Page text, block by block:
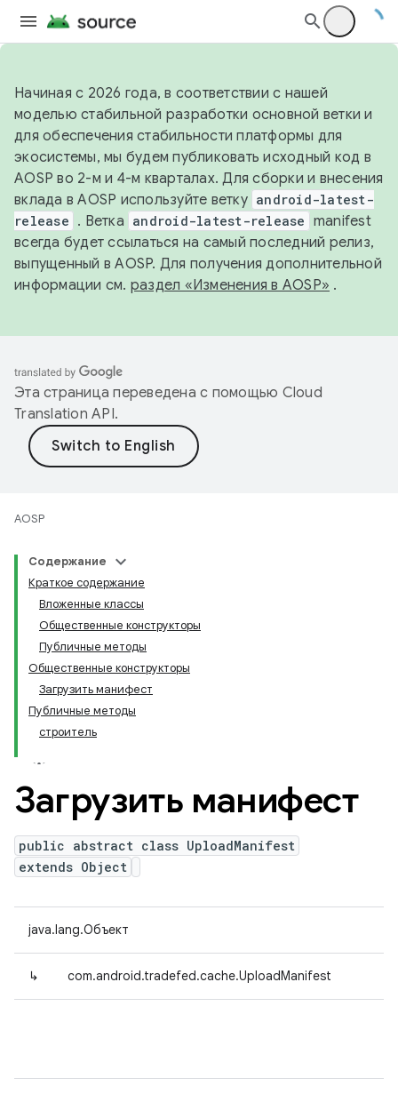
Начиная с 2026 года, в соответствии с нашей
моделью стабильной разработки основной ветки и
для обеспечения стабильности платформы для
экосистемы, мы будем публиковать исходный код в
AOSP во 2-м и 4-м кварталах. Для сборки и внесения
вклада в AOSP используйте ветку android-latest-
release . Ветка android-latest-release manifest
всегда будет ссылаться на самый последний релиз,
выпущенный в AOSP. Для получения дополнительной
информации см. раздел «Изменения в AOSP» .
Эта страница переведена с помощью Cloud
Translation API.
AOSP
Содержание
Краткое содержание
Вложенные классы
Общественные конструкторы
Публичные методы
Общественные конструкторы
Загрузить манифест
Публичные методы
строитель
Загрузить манифест
public abstract class UploadManifest
extends Object
java.lang.Объект
↳ com.android.tradefed.cache.UploadManifest